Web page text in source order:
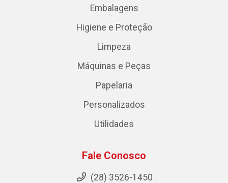
Embalagens
Higiene e Proteção
Limpeza
Máquinas e Peças
Papelaria
Personalizados
Utilidades
Fale Conosco
(28) 3526-1450